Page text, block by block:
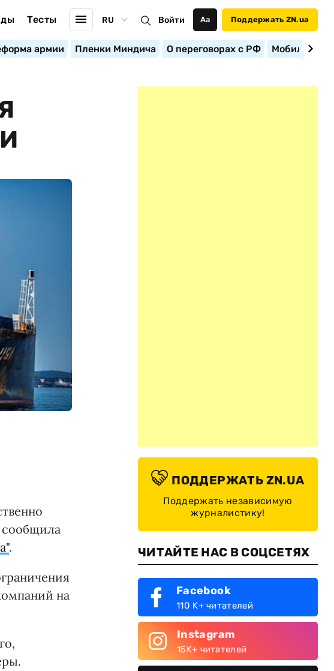
Тесты RU Войти Аа Поддержать ZN.ua
армии Пленки Миндича О переговорах с РФ
сообщила
.
на
ПОДДЕРЖАТЬ ZN.UA
Поддержать независимую
журналистику!
ЧИТАЙТЕ НАС В СОЦСЕТЯХ
Facebook
110 K+ читателей
Instagram
15K+ читателей